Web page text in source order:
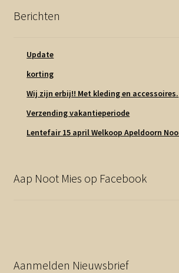
Berichten
Update
korting
Wij zijn erbij!! Met kleding en accessoires.
Verzending vakantieperiode
Lentefair 15 april Welkoop Apeldoorn
Aap Noot Mies op Facebook
Aanmelden Nieuwsbrief